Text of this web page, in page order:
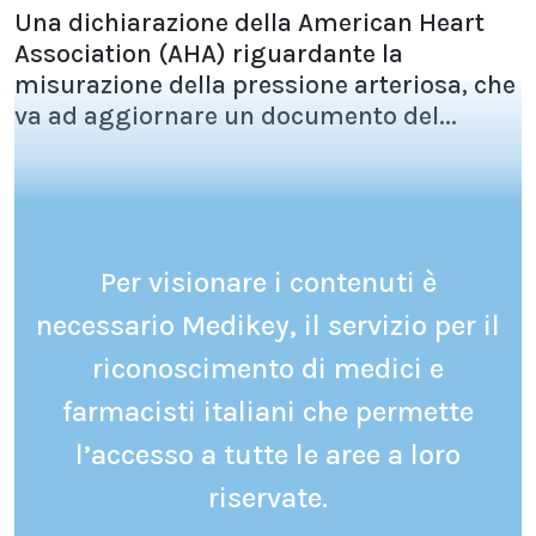
Una dichiarazione della American Heart
Association (AHA) riguardante la
misurazione della pressione arteriosa, che
va ad aggiornare un documento del...
Per visionare i contenuti è
necessario Medikey, il servizio per il
riconoscimento di medici e
farmacisti italiani che permette
l’accesso a tutte le aree a loro
riservate.